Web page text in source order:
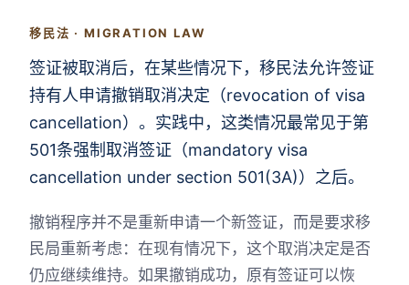
移民法 · MIGRATION LAW
签证被取消后，在某些情况下，移民法允许签证
持有人申请撤销取消决定（revocation of visa
cancellation）。实践中，这类情况最常见于第
501条强制取消签证（mandatory visa
cancellation under section 501(3A)）之后。
撤销程序并不是重新申请一个新签证，而是要求移
民局重新考虑：在现有情况下，这个取消决定是否
仍应继续维持。如果撤销成功，原有签证可以恢